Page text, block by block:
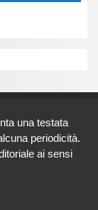
una testata
periodicità.
ai sensi